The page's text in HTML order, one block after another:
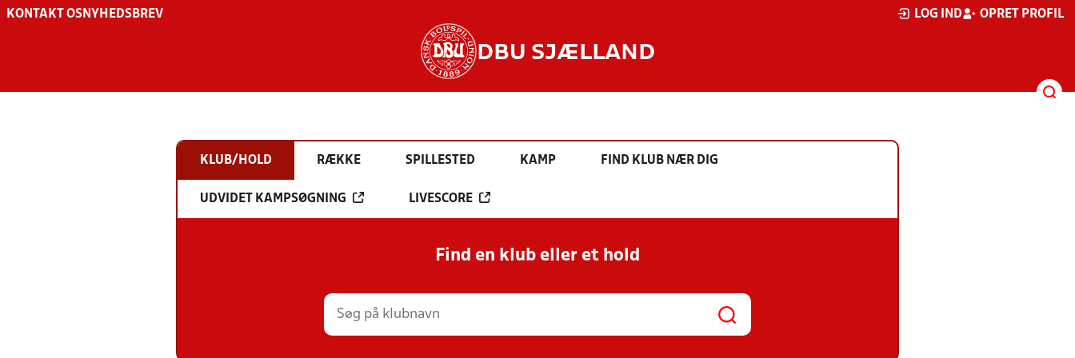
KONTAKT OS NYHEDSBREV LOG IND OPRET PROFIL
DBU SJÆLLAND
KLUB/HOLD RÆKKE SPILLESTED KAMP FIND KLUB NÆR DIG
UDVIDET KAMPSØGNING LIVESCORE
Find en klub eller et hold